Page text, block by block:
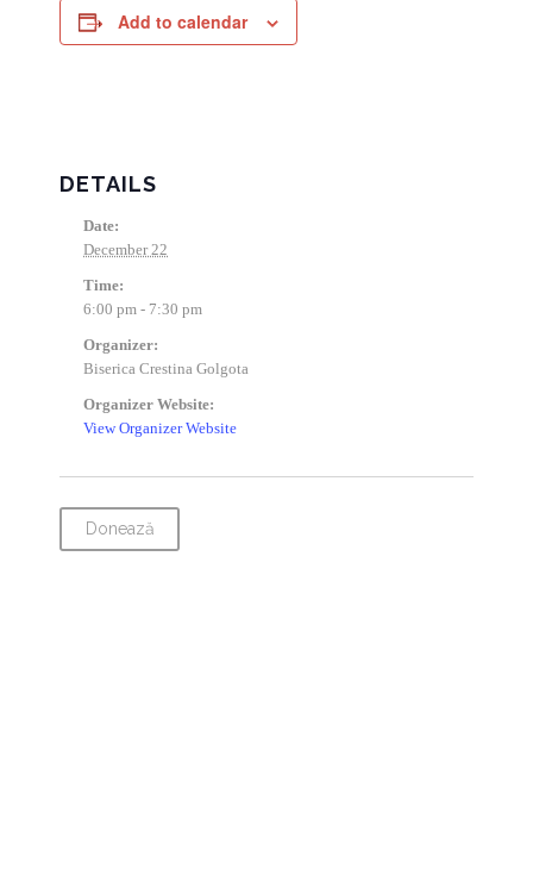
Add to calendar
DETAILS
Date:
December 22
Time:
6:00 pm - 7:30 pm
Organizer:
Biserica Crestina Golgota
Organizer Website:
View Organizer Website
Donează